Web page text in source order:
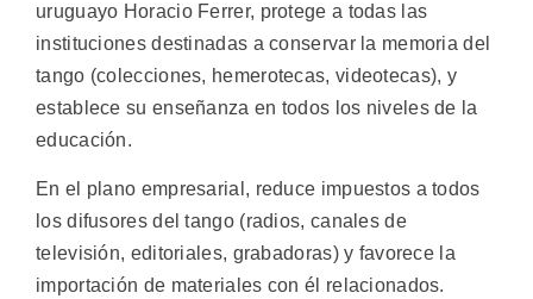
uruguayo Horacio Ferrer, protege a todas las
instituciones destinadas a conservar la memoria del
tango (colecciones, hemerotecas, videotecas), y
establece su enseñanza en todos los niveles de la
educación.
En el plano empresarial, reduce impuestos a todos
los difusores del tango (radios, canales de
televisión, editoriales, grabadoras) y favorece la
importación de materiales con él relacionados.